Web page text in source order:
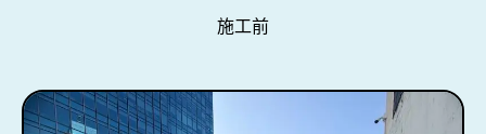
施工前